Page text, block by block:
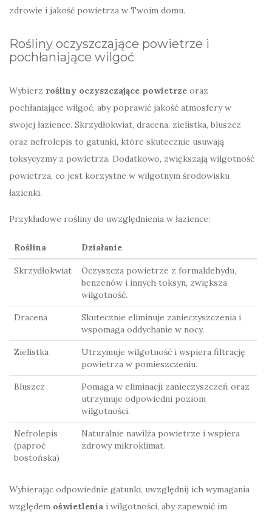
zdrowie i jakość powietrza w Twoim domu.
Rośliny oczyszczające powietrze i
pochłaniające wilgoć
Wybierz rośliny oczyszczające powietrze oraz
pochłaniające wilgoć, aby poprawić jakość atmosfery w
swojej łazience. Skrzydłokwiat, dracena, zielistka, bluszcz
oraz nefrolepis to gatunki, które skutecznie usuwają
toksycyzmy z powietrza. Dodatkowo, zwiększają wilgotność
powietrza, co jest korzystne w wilgotnym środowisku
łazienki.
Przykładowe rośliny do uwzględnienia w łazience:
Roślina Działanie
Skrzydłokwiat
Oczyszcza powietrze z formaldehydu,
benzenów i innych toksyn, zwiększa
wilgotność.
Dracena
Skutecznie eliminuje zanieczyszczenia i
wspomaga oddychanie w nocy.
Zielistka
Utrzymuje wilgotność i wspiera filtrację
powietrza w pomieszczeniu.
Bluszcz
Pomaga w eliminacji zanieczyszczeń oraz
utrzymuje odpowiedni poziom
wilgotności.
Nefrolepis
(paproć
bostońska)
Naturalnie nawilża powietrze i wspiera
zdrowy mikroklimat.
Wybierając odpowiednie gatunki, uwzględnij ich wymagania
względem oświetlenia i wilgotności, aby zapewnić im